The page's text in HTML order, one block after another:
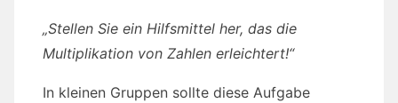
„Stellen Sie ein Hilfsmittel her, das die
Multiplikation von Zahlen erleichtert!“
In kleinen Gruppen sollte diese Aufgabe